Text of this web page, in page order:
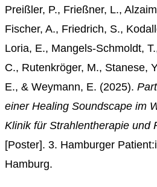
Preißler, P., Frießner, L.,
Fischer, A., Friedrich, S.,
Loria, E., Mangels-Schmoldt,
C., Rutenkröger, M., Stanese,
E., & Weymann, E. (2025).
einer Healing Soundscape im
Klinik für Strahlentherapie und
[Poster]. 3. Hamburger
Hamburg.